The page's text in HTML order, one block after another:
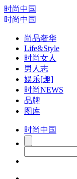
时尚中国
时尚中国
尚品奢华
Life&Style
时尚女人
男人志
娱乐[趣]
时尚NEWS
品牌
图库
时尚中国